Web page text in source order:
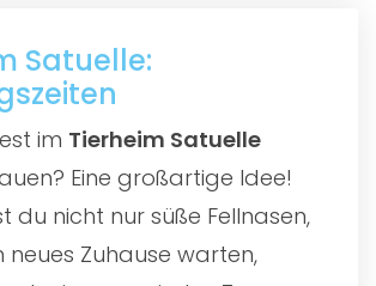
Satuelle:
im Tierheim Satuelle
Eine großartige Idee!
du nicht nur süße Fellnasen,
neues Zuhause warten,